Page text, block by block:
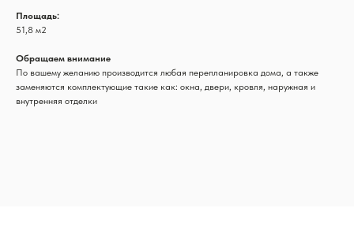
Площадь:
51,8 м2
Обращаем внимание
По вашему желанию производится любая перепланировка дома, а также
заменяются комплектующие такие как: окна, двери, кровля, наружная и
внутренняя отделки